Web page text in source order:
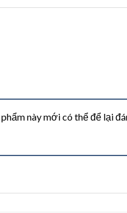
này mới có thể để lại